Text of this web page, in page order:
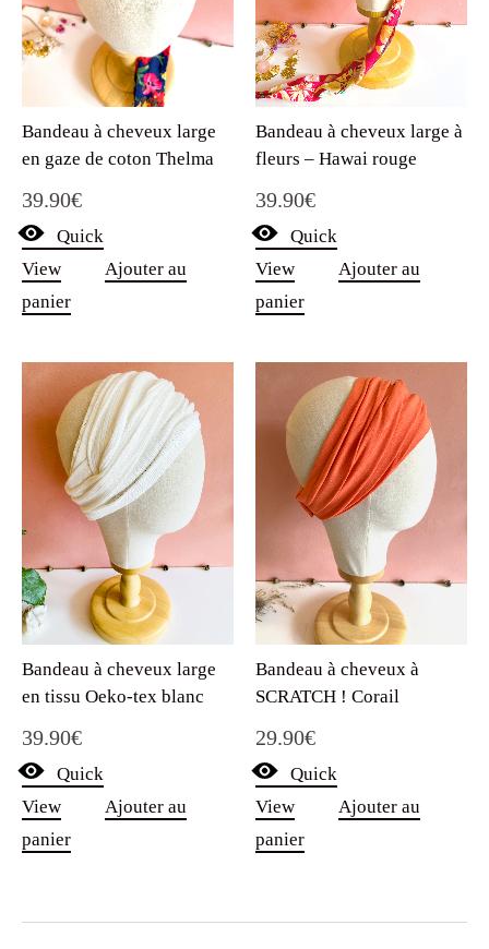
Bandeau à cheveux large
en gaze de coton Thelma
39.90€
Quick
View
Ajouter au
panier
Bandeau à cheveux large à
fleurs – Hawai rouge
39.90€
Quick
View
Ajouter au
panier
Bandeau à cheveux large
en tissu Oeko-tex blanc
39.90€
Quick
View
Ajouter au
panier
Bandeau à cheveux à
SCRATCH ! Corail
29.90€
Quick
View
Ajouter au
panier